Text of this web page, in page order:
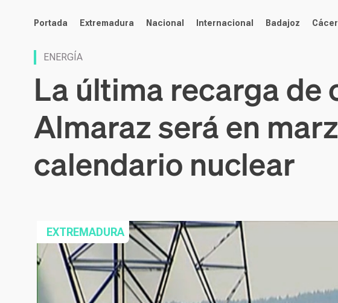
noticias
Portada Extremadura Nacional Internacional Badajoz
ENERGÍA
La última recarga de
Almaraz será en
calendario nuclear
EXTREMADURA